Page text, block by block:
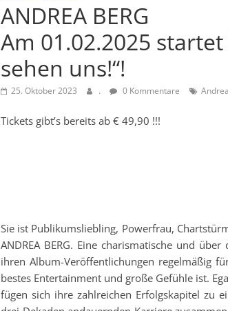
ANDREA BERG
Am 01.02.2025
sehen uns!“!
25. Oktober 2023 . 0 Kommentare
Tickets gibt’s bereits ab € 49,90 !!!
Sie ist Publikumsliebling, Powerfrau,
ANDREA BERG. Eine charismatische und
ihren Album-Veröffentlichungen regelmäßig
bestes Entertainment und große Gefühle ist.
fügen sich ihre zahlreichen Erfolgskapitel zu